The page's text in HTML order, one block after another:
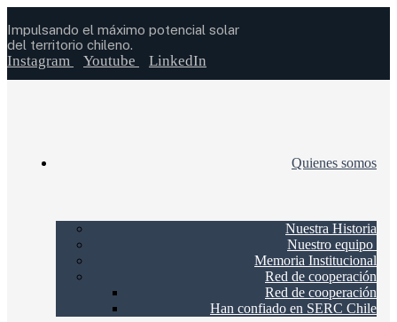
Impulsando el máximo potencial solar
del territorio chileno.
Instagram Youtube LinkedIn
Quienes somos
Nuestra Historia
Nuestro equipo
Memoria Institucional
Red de cooperación
Red de cooperación
Han confiado en SERC Chile